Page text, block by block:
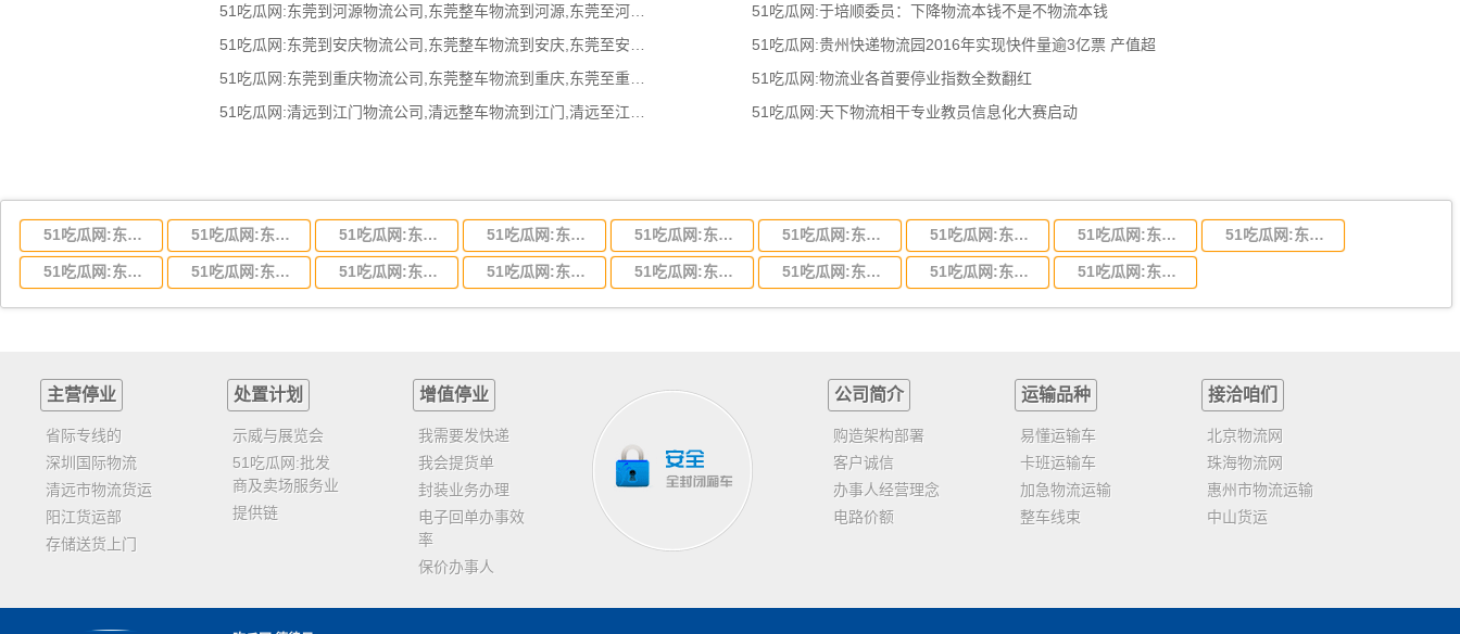
51吃瓜网:东莞到河源物流公司,东莞整车物流到河源,东莞至河源物流专线 - 天南
51吃瓜网:东莞到重庆物流公司,东莞整车物流到重庆,东莞至重庆物流专线 - 天南
51吃瓜网:于培顺委员：下降物流本钱不是不物流本钱
51吃瓜网:贵州快递物流园2016年实现快件量逾3亿票 产值超
51吃瓜网:物流业各首要停业指数全数翻红
51吃瓜网:天下物流相干专业教员信息化大赛启动
51吃瓜网:东莞到湖北省物流专线,东莞到湖北省物流公司 51吃瓜网:东莞到河南省物流专线,东莞到河南省物流公司 51吃瓜网:东莞到湖南省物流专线,东莞到湖南省物流公司 51吃瓜网:东莞到河北省物流专线,东莞到河北省物流公司 51吃瓜网:东莞到吉林省物流运输,东莞到吉林省物流公司 51吃瓜网:东莞到甘肃省物流运输,东莞到甘肃省物流公司 51吃瓜网:东莞到陕西省物流运输,东莞到陕西省物流公司 51吃瓜网:东莞到贵州省物流运输,东莞到贵州省物流公司 51吃瓜网:东莞到四川省物流专线,东莞到四川省物流公司
51吃瓜网:东莞到云南省物流运输,东莞到云南省物流公司 51吃瓜网:东莞到江西省物流专线,东莞到江西省物流公司 51吃瓜网:东莞到安徽省物流专线,东莞到安徽省物流公司 51吃瓜网:东莞到山东省物流专线,东莞到山东省物流公司 51吃瓜网:东莞到江苏物流专线运输,东莞到江苏省物流公司 51吃瓜网:东莞到浙江省物流运输,东莞到浙江省物流公司 51吃瓜网:东莞到福建省物流运输,东莞到福建省物流公司 51吃瓜网:东莞到广西物流专线,东莞到广西物流公司
主营停业
省际专线的
深圳国际物流
清远市物流货运
阳江货运部
存储送货上门
处置计划
示威与展览会
51吃瓜网:批发
商及卖场服务业
提供链
增值停业
我需要发快递
我会提货单
封装业务办理
电子回单办事效
率
保价办事人
公司简介
购造架构部署
客户诚信
办事人经营理念
电路价额
运输品种
易懂运输车
卡班运输车
加急物流运输
整车线束
接洽咱们
北京物流网
珠海物流网
惠州市物流运输
中山货运